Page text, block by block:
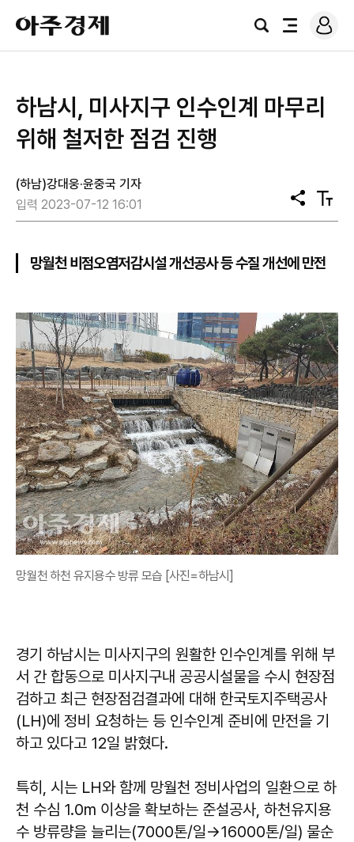
아
주
경
검
전
로
그
하남시, 미사지구 인수인계 마무리
위해 철저한 점검 진행
(하남)강대웅·윤중국 기자
입력 2023-07-12 16:01
공
유
텍
스
기
망월천 비점오염저감시설 개선공사 등 수질 개선에 만전
망월천 하천 유지용수 방류 모습 [사진=하남시]
경기 하남시는 미사지구의 원활한 인수인계를 위해 부
서 간 합동으로 미사지구내 공공시설물을 수시 현장점
검하고 최근 현장점검결과에 대해 한국토지주택공사
(LH)에 정비 요청하는 등 인수인계 준비에 만전을 기
하고 있다고 12일 밝혔다.
특히, 시는 LH와 함께 망월천 정비사업의 일환으로 하
천 수심 1.0m 이상을 확보하는 준설공사, 하천유지용
수 방류량을 늘리는(7000톤/일→16000톤/일) 물순